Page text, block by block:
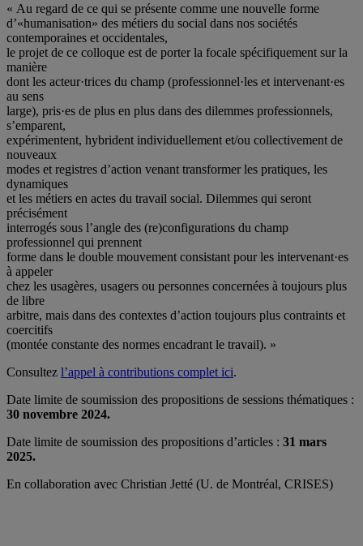
« Au regard de ce qui se présente comme une nouvelle forme
d’«humanisation» des métiers du social dans nos sociétés
contemporaines et occidentales,
le projet de ce colloque est de porter la focale spécifiquement sur la
manière
dont les acteur·trices du champ (professionnel·les et intervenant·es
au sens
large), pris·es de plus en plus dans des dilemmes professionnels,
s’emparent,
expérimentent, hybrident individuellement et/ou collectivement de
nouveaux
modes et registres d’action venant transformer les pratiques, les
dynamiques
et les métiers en actes du travail social. Dilemmes qui seront
précisément
interrogés sous l’angle des (re)configurations du champ
professionnel qui prennent
forme dans le double mouvement consistant pour les intervenant·es
à appeler
chez les usagères, usagers ou personnes concernées à toujours plus
de libre
arbitre, mais dans des contextes d’action toujours plus contraints et
coercitifs
(montée constante des normes encadrant le travail). »
Consultez l’appel à contributions complet ici.
Date limite de soumission des propositions de sessions thématiques :
30 novembre 2024.
Date limite de soumission des propositions d’articles : 31 mars
2025.
En collaboration avec Christian Jetté (U. de Montréal, CRISES)